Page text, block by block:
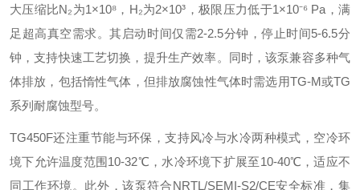
大压缩比N₂为1×10⁸，H₂为2×10³，极限压力低于1×10⁻⁶ Pa，满
足超高真空需求。其启动时间仅需2-2.5分钟，停止时间5-6.5分
钟，支持快速工艺切换，提升生产效率。同时，该泵兼容多种气
体排放，包括惰性气体，但排放腐蚀性气体时需选用TG-M或TG
系列耐腐蚀型号。
TG450F还注重节能与环保，支持风冷与水冷两种模式，空冷环
境下允许温度范围10-32℃，水冷环境下扩展至10-40℃，适应不
同工作环境。此外，该泵符合NRTL/SEMI-S2/CE安全标准，集